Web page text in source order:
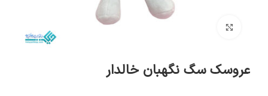
عروسک سگ نگهبان خالدار